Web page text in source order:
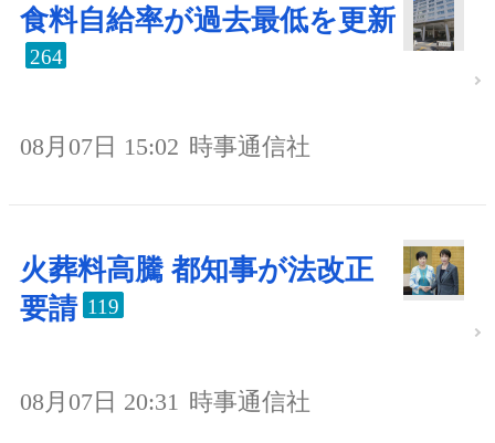
食料自給率が過去最低を更新
264
08月07日 15:02 時事通信社
火葬料高騰 都知事が法改正
要請 119
08月07日 20:31 時事通信社